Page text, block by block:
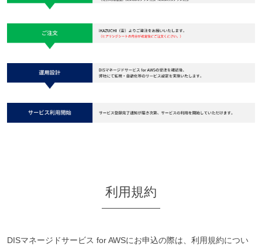
利用規約
DISマネージドサービス for AWSにお申込の際は、利用規約につい